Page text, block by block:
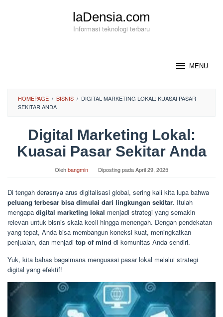
laDensia.com
Informasi teknologi terbaru
MENU
HOMEPAGE / BISNIS / DIGITAL MARKETING LOKAL: KUASAI PASAR
SEKITAR ANDA
Digital Marketing Lokal:
Kuasai Pasar Sekitar Anda
Olehbangmin Diposting padaApril 29, 2025
Di tengah derasnya arus digitalisasi global, sering kali kita lupa bahwa
peluang terbesar bisa dimulai dari lingkungan sekitar. Itulah
mengapa digital marketing lokal menjadi strategi yang semakin
relevan untuk bisnis skala kecil hingga menengah. Dengan pendekatan
yang tepat, Anda bisa membangun koneksi kuat, meningkatkan
penjualan, dan menjadi top of mind di komunitas Anda sendiri.
Yuk, kita bahas bagaimana menguasai pasar lokal melalui strategi
digital yang efektif!